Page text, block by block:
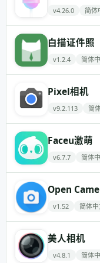
v4.26.0 简体
白描证件照
v1.2.4 简体
Pixel相机
v9.2.113 简
Faceu激萌
v6.7.7 简体
Open
v1.52 简体
美人相机
v4.8.1 简体